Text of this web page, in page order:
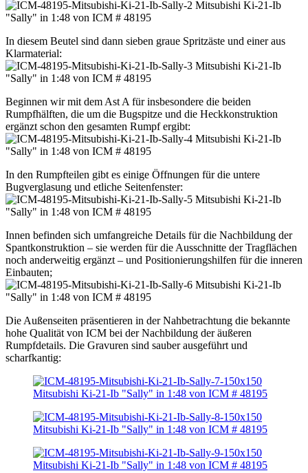
In diesem Beutel sind dann sieben graue Spritzäste und einer aus
Klarmaterial:
Beginnen wir mit dem Ast A für insbesondere die beiden
Rumpfhälften, die um die Bugspitze und die Heckkonstruktion
ergänzt schon den gesamten Rumpf ergibt:
In den Rumpfteilen gibt es einige Öffnungen für die untere
Bugverglasung und etliche Seitenfenster:
Innen befinden sich umfangreiche Details für die Nachbildung der
Spantkonstruktion – sie werden für die Ausschnitte der Tragflächen
noch anderweitig ergänzt – und Positionierungshilfen für die inneren
Einbauten;
Die Außenseiten präsentieren in der Nahbetrachtung die bekannte
hohe Qualität von ICM bei der Nachbildung der äußeren
Rumpfdetails. Die Gravuren sind sauber ausgeführt und
scharfkantig: